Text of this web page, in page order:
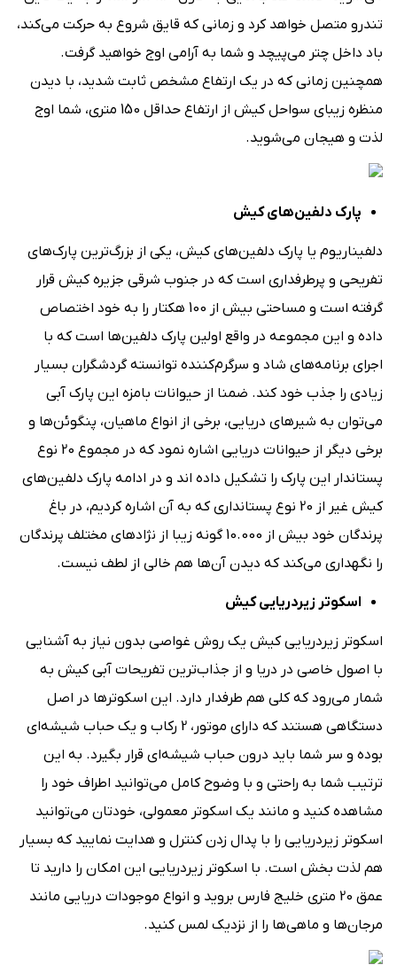
تندرو متصل خواهد کرد و زمانی که قایق شروع به حرکت می‌کند،
باد داخل چتر می‌پیچد و شما به آرامی اوج خواهید گرفت.
همچنین زمانی‌ که در یک ارتفاع مشخص ثابت شدید، با دیدن
منظره زیبای سواحل کیش از ارتفاع حداقل 150 متری، شما اوج
لذت و هیجان می‌شوید.
پارک دلفین‌‌های کیش
دلفیناریوم یا پارک دلفین‌های کیش، یکی از بزرگ‌ترین پارک‌های
تفریحی و پرطرفداری است که در جنوب شرقی جزیره کیش قرار
گرفته است و مساحتی بیش از 100 هکتار را به خود اختصاص
داده و این مجموعه در واقع اولین پارک دلفین‌‌ها است که با
اجرای برنامه‌های شاد و سرگرم‌‌کننده توانسته گردشگران بسیار
زیادی را جذب خود کند. ضمنا از حیوانات بامزه این پارک آبی
می‌توان به شیرهای دریایی، برخی از انواع ماهیان، پنگوئن‌ها و
برخی دیگر از حیوانات دریایی اشاره نمود که در مجموع 20 نوع
پستاندار این پارک را تشکیل داده اند و در ادامه پارک دلفین‌‌های
کیش غیر از 20 نوع پستانداری که به آن اشاره کردیم، در باغ
پرندگان خود بیش از 10.000 گونه زیبا از نژادهای مختلف پرندگان
را نگهداری می‌‌کند که دیدن آن‌ها هم خالی از لطف نیست.
اسکوتر زیردریایی کیش
اسکوتر زیردریایی کیش یک روش غواصی بدون نیاز به آشنایی
با اصول خاصی در دریا و از جذاب‌ترین تفریحات آبی کیش به
شمار می‌رود که کلی هم طرفدار دارد. این اسکوترها در اصل
دستگاهی هستند که دارای موتور، 2 رکاب و یک حباب شیشه‌‌ای
بوده و سر شما باید درون حباب شیشه‌‌ای قرار بگیرد. به این
ترتیب شما به راحتی و با وضوح کامل می‌توانید اطراف خود را
مشاهده کنید و مانند یک اسکوتر معمولی، خودتان می‌توانید
اسکوتر زیردریایی را با پدال زدن کنترل و هدایت نمایید که بسیار
هم لذت بخش است. با اسکوتر زیردریایی این امکان را دارید تا
عمق 20 متری خلیج فارس بروید و انواع موجودات دریایی مانند
مرجان‌‌ها و ماهی‌‌ها را از نزدیک لمس کنید.